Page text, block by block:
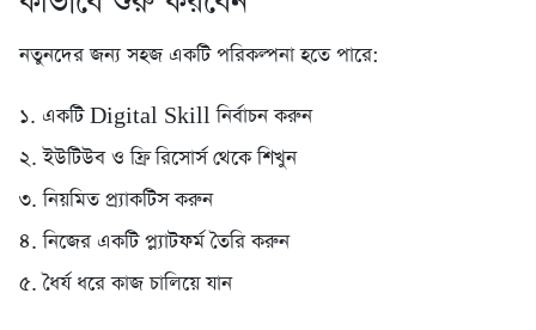
নতুনদের জন্য সহজ একটি পরিকল্পনা হতে পারে:
১. একটি Digital Skill নির্বাচন করুন
২. ইউটিউব ও ফ্রি রিসোর্স থেকে শিখুন
৩. নিয়মিত প্র্যাকটিস করুন
৪. নিজের একটি প্ল্যাটফর্ম তৈরি করুন
৫. ধৈর্য ধরে কাজ চালিয়ে যান